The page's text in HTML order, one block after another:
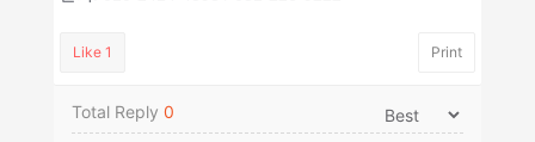
Like 1 Print
Total Reply 0